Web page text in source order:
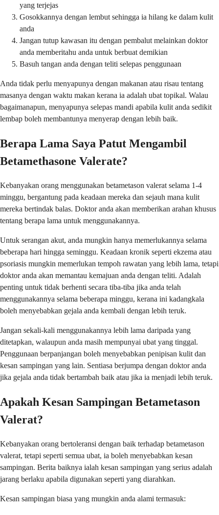
yang terjejas
Gosokkannya dengan lembut sehingga ia hilang ke dalam kulit
anda
Jangan tutup kawasan itu dengan pembalut melainkan doktor
anda memberitahu anda untuk berbuat demikian
Basuh tangan anda dengan teliti selepas penggunaan
Anda tidak perlu menyapunya dengan makanan atau risau tentang
masanya dengan waktu makan kerana ia adalah ubat topikal. Walau
bagaimanapun, menyapunya selepas mandi apabila kulit anda sedikit
lembap boleh membantunya menyerap dengan lebih baik.
Berapa Lama Saya Patut Mengambil
Betamethasone Valerate?
Kebanyakan orang menggunakan betametason valerat selama 1-4
minggu, bergantung pada keadaan mereka dan sejauh mana kulit
mereka bertindak balas. Doktor anda akan memberikan arahan khusus
tentang berapa lama untuk menggunakannya.
Untuk serangan akut, anda mungkin hanya memerlukannya selama
beberapa hari hingga seminggu. Keadaan kronik seperti ekzema atau
psoriasis mungkin memerlukan tempoh rawatan yang lebih lama, tetapi
doktor anda akan memantau kemajuan anda dengan teliti. Adalah
penting untuk tidak berhenti secara tiba-tiba jika anda telah
menggunakannya selama beberapa minggu, kerana ini kadangkala
boleh menyebabkan gejala anda kembali dengan lebih teruk.
Jangan sekali-kali menggunakannya lebih lama daripada yang
ditetapkan, walaupun anda masih mempunyai ubat yang tinggal.
Penggunaan berpanjangan boleh menyebabkan penipisan kulit dan
kesan sampingan yang lain. Sentiasa berjumpa dengan doktor anda
jika gejala anda tidak bertambah baik atau jika ia menjadi lebih teruk.
Apakah Kesan Sampingan Betametason
Valerat?
Kebanyakan orang bertoleransi dengan baik terhadap betametason
valerat, tetapi seperti semua ubat, ia boleh menyebabkan kesan
sampingan. Berita baiknya ialah kesan sampingan yang serius adalah
jarang berlaku apabila digunakan seperti yang diarahkan.
Kesan sampingan biasa yang mungkin anda alami termasuk: